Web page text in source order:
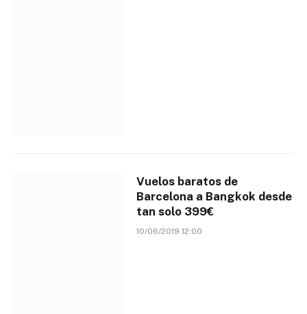
Vuelos baratos de
Barcelona a Bangkok desde
tan solo 399€
10/06/2019 12:00